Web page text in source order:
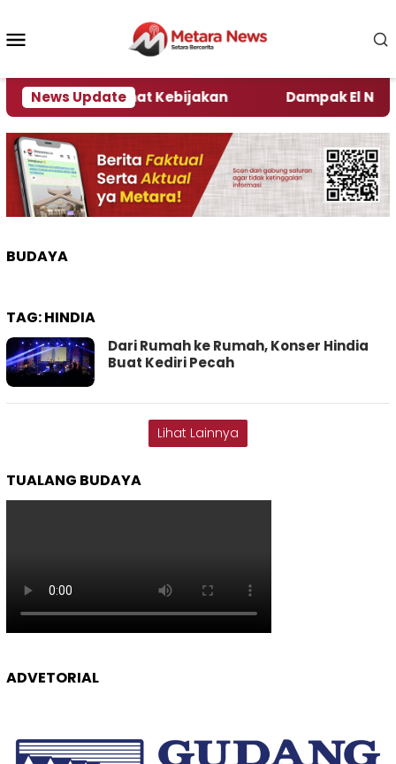
konten
News Update
Kata Pengamat Kebijakan Dampak El Nino,
BUDAYA
TAG:HINDIA
Dari Rumah ke Rumah, Konser Hindia
Buat Kediri Pecah
Lihat Lainnya
TUALANG BUDAYA
ADVETORIAL